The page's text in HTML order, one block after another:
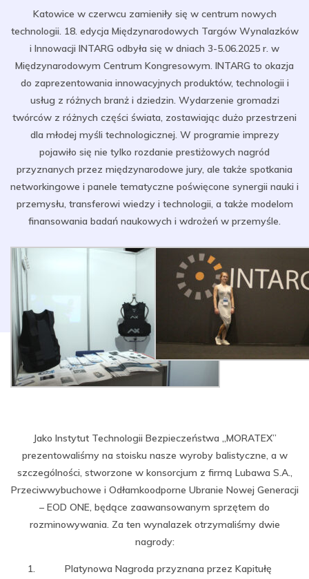
Katowice w czerwcu zamieniły się w centrum nowych
technologii. 18. edycja Międzynarodowych Targów Wynalazków
i Innowacji INTARG odbyła się w dniach 3-5.06.2025 r. w
Międzynarodowym Centrum Kongresowym. INTARG to okazja
do zaprezentowania innowacyjnych produktów, technologii i
usług z różnych branż i dziedzin. Wydarzenie gromadzi
twórców z różnych części świata, zostawiając dużo przestrzeni
dla młodej myśli technologicznej. W programie imprezy
pojawiło się nie tylko rozdanie prestiżowych nagród
przyznanych przez międzynarodowe jury, ale także spotkania
networkingowe i panele tematyczne poświęcone synergii nauki i
przemysłu, transferowi wiedzy i technologii, a także modelom
finansowania badań naukowych i wdrożeń w przemyśle.
Jako Instytut Technologii Bezpieczeństwa „MORATEX”
prezentowaliśmy na stoisku nasze wyroby balistyczne, a w
szczególności, stworzone w konsorcjum z firmą Lubawa S.A.,
Przeciwwybuchowe i Odłamkoodporne Ubranie Nowej Generacji
– EOD ONE, będące zaawansowanym sprzętem do
rozminowywania. Za ten wynalazek otrzymaliśmy dwie
nagrody:
Platynowa Nagroda przyznana przez Kapitułę